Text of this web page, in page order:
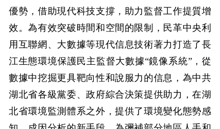
優勢，借助現代科技支撐，助力監督工作提質增
效。為有效突破時間和空間的限制，民革中央利
用互聯網、大數據等現代信息技術著力打造了長
江生態環境保護民主監督大數據“鏡像系統”，從
數據中挖掘更具靶向性和說服力的信息，為中共
湖北省各級黨委、政府綜合決策提供助力，在湖
北省環境監測體系之外，提供了環境變化態勢感